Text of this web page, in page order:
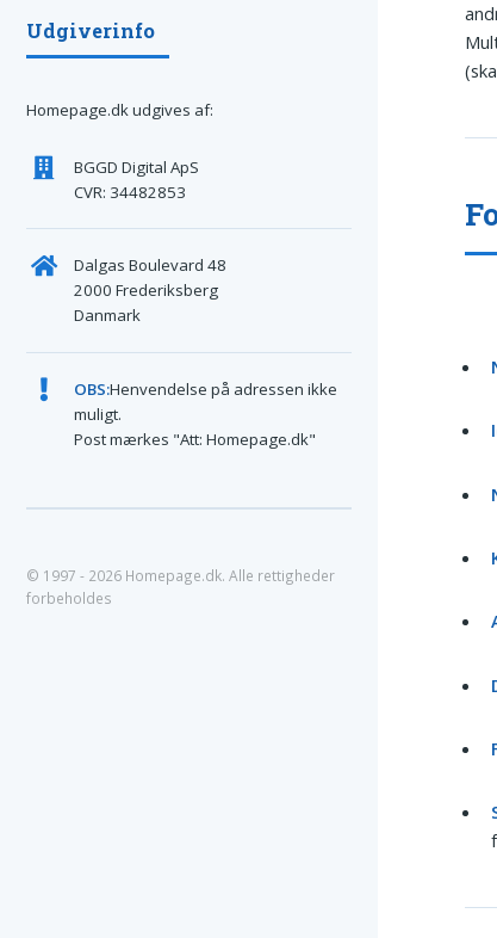
Udgiverinfo
Homepage.dk udgives af:
BGGD Digital ApS
CVR: 34482853
Dalgas Boulevard 48
2000 Frederiksberg
Danmark
OBS:Henvendelse på adressen ikke
muligt.
Post mærkes "Att: Homepage.dk"
© 1997 - 2026 Homepage.dk. Alle rettigheder
forbeholdes